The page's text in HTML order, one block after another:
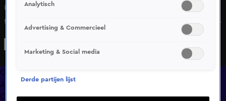
Undercover in Nederland is de laatste jaren een begrip
geworden op de Nederlandse televisie. Met de verborgen
camera als het perfecte wapen worden allerlei duistere
Vele strafbare feiten die overal en dagelijks onopgemerkt
plaatsvinden, zijn door Undercover in Nederland
blootgelegd. Dit seizoen haalt Alberto wederom zaken
boven water die de verbazing te boven gaan.
Overzicht
Afleveringen
Clips
Analytisch
Advertising & Commercieel
Marketing & Social media
Derde partijen lijst